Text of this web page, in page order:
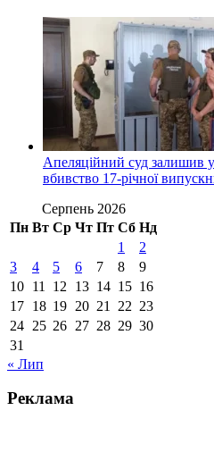
Апеляційний суд залишив
вбивство 17-річної
Серпень 2026
Пн Вт Ср Чт Пт Сб Нд
1
2
3
4 5 6 7 8
9
10 11 12 13 14 15 16
17 18 19 20 21 22 23
24 25 26 27 28 29 30
31
« Лип
Реклама